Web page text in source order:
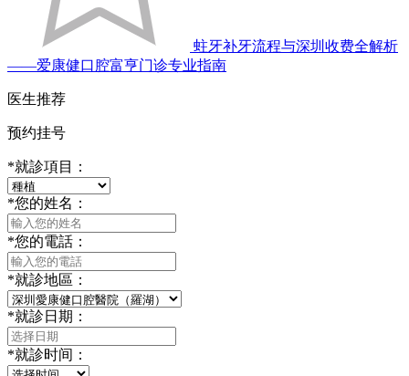
蛀牙补牙流程与深圳收费全解析
——爱康健口腔富亨门诊专业指南
医生推荐
预约挂号
*就診項目：
*您的姓名：
*您的電話：
*就診地區：
*就診日期：
*就診时间：